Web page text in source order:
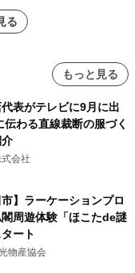
る
もっと見る
表がテレビに9月に出
わる直線裁断の服づく
会社
市】ラーケーションプロ
周遊体験「ほこたde謎
ート
物産協会